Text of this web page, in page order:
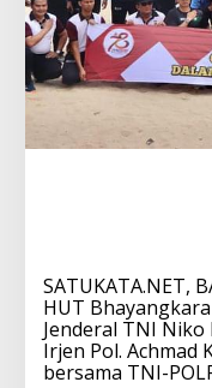
SATUKATA.NET,
HUT
Jenderal TNI Niko
Irjen Pol. Achmad
bersama TNI-